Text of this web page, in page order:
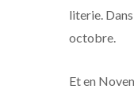
literie.
octobre.
Et en